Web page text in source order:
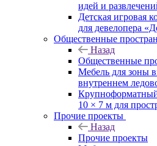
идей и
Детская игровая
для девелопера
Общественные
Назад
Общественные
Мебель для зоны
внутреннем
10 × 7 м для
Прочие проекты
Назад
Прочие проекты